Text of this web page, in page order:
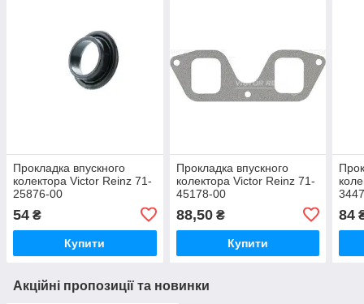
Прокладка впускного
колектора Victor Reinz 71-
25876-00
54 ₴
Купити
Прокладка впускного
колектора Victor Reinz 71-
45178-00
88,50₴
Купити
84
Акційні пропозиції та новинки